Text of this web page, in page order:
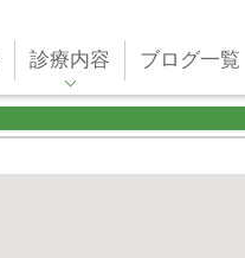
診療内容 ブログ一覧